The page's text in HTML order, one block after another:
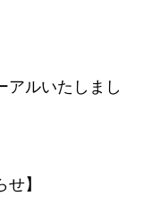
アルいたしまし
】